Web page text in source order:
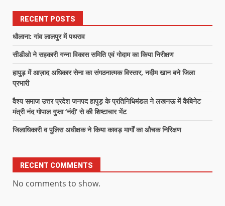
RECENT POSTS
धौलाना: गांव लालपुर में पथराव
सीडीओ ने सहकारी गन्ना विकास समिति एवं गोदाम का किया निरीक्षण
हापुड़ में आज़ाद अधिकार सेना का संगठनात्मक विस्तार, नदीम खान बने जिला
प्रभारी
वैश्य समाज उत्तर प्रदेश जनपद हापुड़ के प्रतिनिधिमंडल ने लखनऊ में कैबिनेट
मंत्री नंद गोपाल गुप्ता ‘नंदी’ से की शिष्टाचार भेंट
जिलाधिकारी व पुलिस अधीक्षक ने किया कावड़ मार्गों का औचक निरिक्षण
RECENT COMMENTS
No comments to show.